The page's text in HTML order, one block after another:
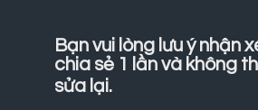
Bạn vui lòng lưu ý nhận
chia sẻ 1 lần và không
sửa lại.